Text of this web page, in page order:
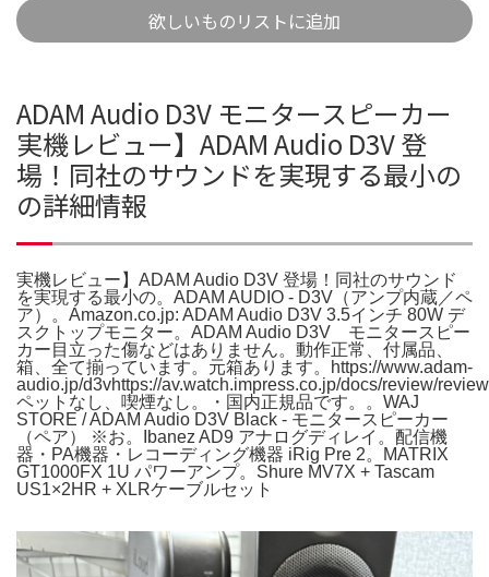
欲しいものリストに追加
ADAM Audio D3V モニタースピーカー
実機レビュー】ADAM Audio D3V 登
場！同社のサウンドを実現する最小の
の詳細情報
実機レビュー】ADAM Audio D3V 登場！同社のサウンド
を実現する最小の。ADAM AUDIO - D3V（アンプ内蔵／ペ
ア）。Amazon.co.jp: ADAM Audio D3V 3.5インチ 80W デ
スクトップモニター。ADAM Audio D3V モニタースピー
カー目立った傷などはありません。動作正常、付属品、
箱、全て揃っています。元箱あります。https://www.adam-
audio.jp/d3vhttps://av.watch.impress.co.jp/docs/review/
ペットなし、喫煙なし。・国内正規品です。。WAJ
STORE / ADAM Audio D3V Black - モニタースピーカー
（ペア） ※お。Ibanez AD9 アナログディレイ。配信機
器・PA機器・レコーディング機器 iRig Pre 2。MATRIX
GT1000FX 1U パワーアンプ。Shure MV7X + Tascam
US1×2HR + XLRケーブルセット